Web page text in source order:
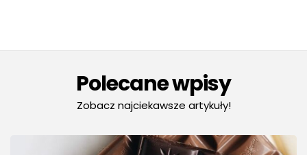
Polecane wpisy
Zobacz najciekawsze artykuły!